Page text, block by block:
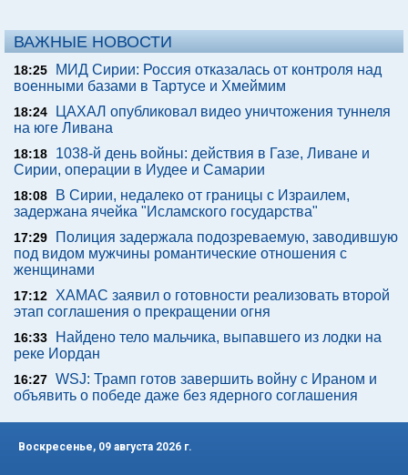
ВАЖНЫЕ НОВОСТИ
18:25
МИД Сирии: Россия отказалась от контроля над
военными базами в Тартусе и Хмеймим
18:24
ЦАХАЛ опубликовал видео уничтожения туннеля
на юге Ливана
18:18
1038-й день войны: действия в Газе, Ливане и
Сирии, операции в Иудее и Самарии
18:08
В Сирии, недалеко от границы с Израилем,
задержана ячейка "Исламского государства"
17:29
Полиция задержала подозреваемую, заводившую
под видом мужчины романтические отношения с
женщинами
17:12 ХАМАС заявил о готовности реализовать второй
этап соглашения о прекращении огня
16:33
Найдено тело мальчика, выпавшего из лодки на
реке Иордан
16:27 WSJ: Трамп готов завершить войну с Ираном и
объявить о победе даже без ядерного соглашения
Воскресенье, 09 августа 2026 г.